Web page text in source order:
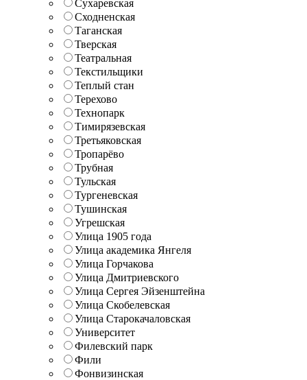
Сухаревская
Сходненская
Таганская
Тверская
Театральная
Текстильщики
Теплый стан
Терехово
Технопарк
Тимирязевская
Третьяковская
Тропарёво
Трубная
Тульская
Тургеневская
Тушинская
Угрешская
Улица 1905 года
Улица академика Янгеля
Улица Горчакова
Улица Дмитриевского
Улица Сергея Эйзенштейна
Улица Скобелевская
Улица Старокачаловская
Университет
Филевский парк
Фили
Фонвизинская